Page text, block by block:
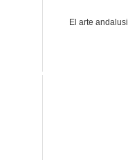
El arte andalusi